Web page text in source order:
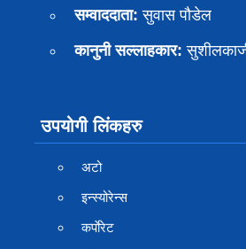
सम्वाददाता: सुवास पाैडेल
कानुनी सल्लाहकार:
उपयोगी लिंकहरु
अटो
इन्स्योरेन्स
कर्पाेरेट